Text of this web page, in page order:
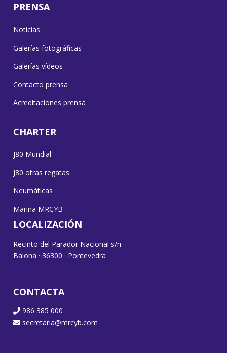
PRENSA
Noticias
Galerías fotográficas
Galerías vídeos
Contacto prensa
Acreditaciones prensa
CHARTER
J80 Mundial
J80 otras regatas
Neumáticas
Marina MRCYB
LOCALIZACIÓN
Recinto del Parador Nacional s/n
Baiona · 36300 · Pontevedra
CONTACTA
986 385 000
secretaria@mrcyb.com